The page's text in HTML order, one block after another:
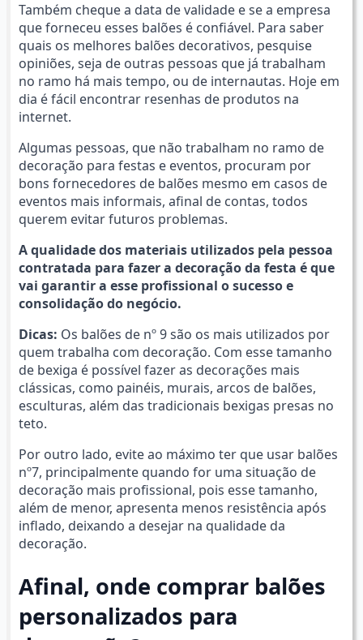
Também cheque a data de validade e se a empresa
que forneceu esses balões é confiável. Para saber
quais os melhores balões decorativos, pesquise
opiniões, seja de outras pessoas que já trabalham
no ramo há mais tempo, ou de internautas. Hoje em
dia é fácil encontrar resenhas de produtos na
internet.
Algumas pessoas, que não trabalham no ramo de
decoração para festas e eventos, procuram por
bons fornecedores de balões mesmo em casos de
eventos mais informais, afinal de contas, todos
querem evitar futuros problemas.
A qualidade dos materiais utilizados pela pessoa
contratada para fazer a decoração da festa é que
vai garantir a esse profissional o sucesso e
consolidação do negócio.
Dicas: Os balões de nº 9 são os mais utilizados por
quem trabalha com decoração. Com esse tamanho
de bexiga é possível fazer as decorações mais
clássicas, como painéis, murais, arcos de balões,
esculturas, além das tradicionais bexigas presas no
teto.
Por outro lado, evite ao máximo ter que usar balões
nº7, principalmente quando for uma situação de
decoração mais profissional, pois esse tamanho,
além de menor, apresenta menos resistência após
inflado, deixando a desejar na qualidade da
decoração.
Afinal, onde comprar balões
personalizados para